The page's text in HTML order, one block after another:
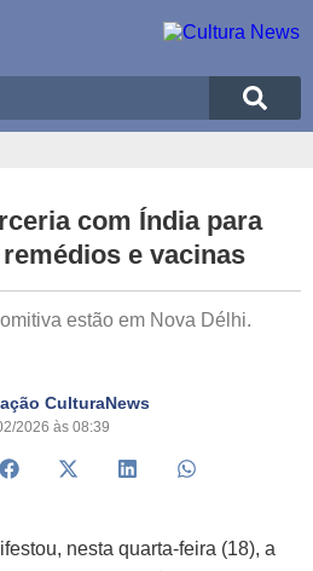
com Índia para
e vacinas
estão em Nova Délhi.
CulturaNews
2026 às 08:39
nesta quarta-feira (18), a